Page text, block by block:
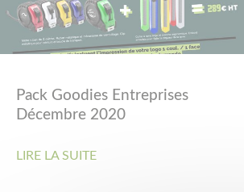
Pack Goodies Entreprises
Décembre 2020
LIRE LA SUITE